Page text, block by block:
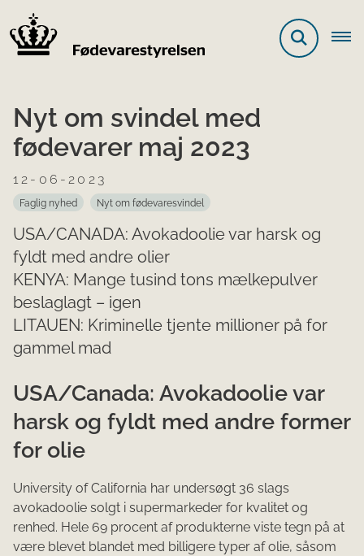
Nyt om svindel med
fødevarer maj 2023
12-06-2023
Faglig nyhed Nyt om fød​evaresvindel
USA/CANADA: Avokadoolie var harsk og
fyldt med andre olier
KENYA: Mange tusind tons mælkepulver
beslaglagt – igen
LITAUEN: Kriminelle tjente millioner på for
gammel mad
USA/Canada: Avokadoolie var
harsk og fyldt med andre former
for olie
University of California har undersøgt 36 slags
avokadoolie solgt i supermarkeder for kvalitet og
renhed. Hele 69 procent af produkterne viste tegn på at
være blevet blandet med billigere typer af olie, såsom